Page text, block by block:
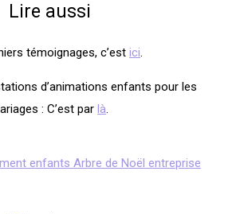
Lire aussi
témoignages, c’est ici.
d’animations enfants pour les
: C’est par là.
enfants Arbre de Noël entreprise